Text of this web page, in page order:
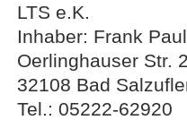
LTS e.K.
Inhaber: Frank
Oerlinghauser Str.
32108 Bad
Tel.: 05222-62920